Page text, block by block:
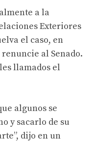
a la
Exteriores
el caso, en
al Senado.
llamados el
algunos se
y sacarlo de su
dijo en un